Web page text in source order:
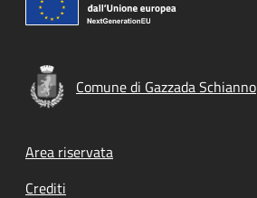
Comune di Gazzada Schianno
Footer menu
Area riservata
Crediti